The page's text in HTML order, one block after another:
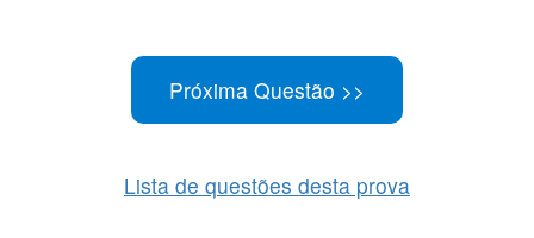
Lista de questões desta prova